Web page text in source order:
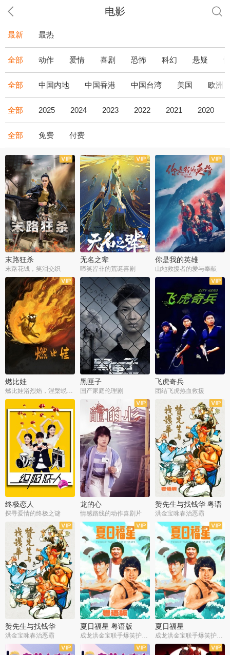
电影
最新 最热
全部 动作 爱情 喜剧 恐怖 科幻 悬疑
全部 中国内地 中国香港 中国台湾 美国 欧洲
全部 2025 2024 2023 2022 2021 2020
全部 免费 付费
末路狂杀
末路花钱，笑泪交织
无名之辈
啼笑皆非的荒诞喜剧
你是我的英雄
山地救援者的爱与奉献
燃比娃
燃比娃浴烈焰，涅槃蜕变成人
黑匣子
国产家庭伦理剧
飞虎奇兵
团结飞虎热血救援
终极恋人
探寻爱情的终极之谜
龙的心
情感路线的动作喜剧片
赞先生与找钱华 粤语
版
洪金宝咏春治恶霸
赞先生与找钱华
洪金宝咏春治恶霸
夏日福星 粤语版
成龙洪金宝联手爆笑护美女
夏日福星
成龙洪金宝联手爆笑护美女